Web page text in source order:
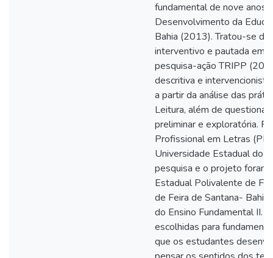
fundamental de nove anos
Desenvolvimento da
Bahia (2013). Tratou-se
interventivo e pautada em
pesquisa-ação TRIPP
descritiva e
a partir da análise das
Leitura, além de
preliminar e exploratória.
Profissional em Letras
Universidade Estadual do
pesquisa e o projeto foram
Estadual Polivalente de
de Feira de Santana-
do Ensino Fundamental II.
escolhidas para
que os estudantes